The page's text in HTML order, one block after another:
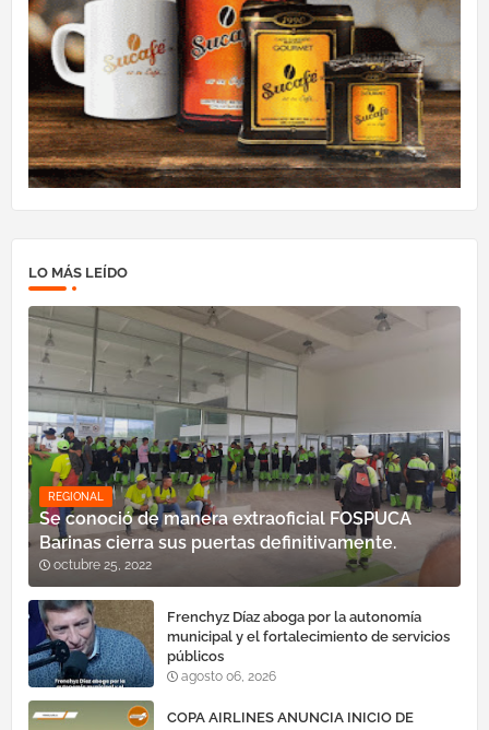
LO MÁS LEÍDO
REGIONAL
Se conoció de manera extraoficial FOSPUCA
Barinas cierra sus puertas definitivamente.
octubre 25, 2022
Frenchyz Díaz aboga por la autonomía
municipal y el fortalecimiento de servicios
públicos
agosto 06, 2026
COPA AIRLINES ANUNCIA INICIO DE